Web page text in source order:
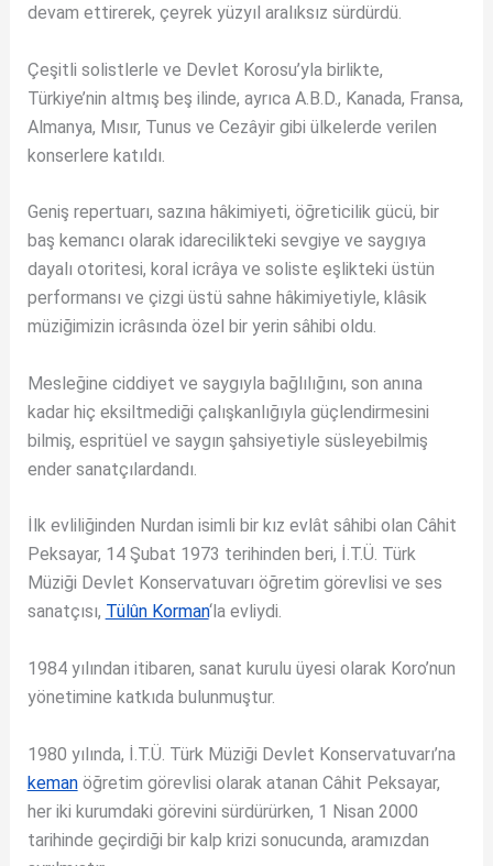
devam ettirerek, çeyrek yüzyıl aralıksız sürdürdü.
Çeşitli solistlerle ve Devlet Korosu’yla birlikte,
Türkiye’nin altmış beş ilinde, ayrıca A.B.D., Kanada, Fransa,
Almanya, Mısır, Tunus ve Cezâyir gibi ülkelerde verilen
konserlere katıldı.
Geniş repertuarı, sazına hâkimiyeti, öğreticilik gücü, bir
baş kemancı olarak idarecilikteki sevgiye ve saygıya
dayalı otoritesi, koral icrâya ve soliste eşlikteki üstün
performansı ve çizgi üstü sahne hâkimiyetiyle, klâsik
müziğimizin icrâsında özel bir yerin sâhibi oldu.
Mesleğine ciddiyet ve saygıyla bağlılığını, son anına
kadar hiç eksiltmediği çalışkanlığıyla güçlendirmesini
bilmiş, espritüel ve saygın şahsiyetiyle süsleyebilmiş
ender sanatçılardandı.
İlk evliliğinden Nurdan isimli bir kız evlât sâhibi olan Câhit
Peksayar, 14 Şubat 1973 terihinden beri, İ.T.Ü. Türk
Müziği Devlet Konservatuvarı öğretim görevlisi ve ses
sanatçısı, Tülûn Korman‘la evliydi.
1984 yılından itibaren, sanat kurulu üyesi olarak Koro’nun
yönetimine katkıda bulunmuştur.
1980 yılında, İ.T.Ü. Türk Müziği Devlet Konservatuvarı’na
kemanöğretim görevlisi olarak atanan Câhit Peksayar,
her iki kurumdaki görevini sürdürürken, 1 Nisan 2000
tarihinde geçirdiği bir kalp krizi sonucunda, aramızdan